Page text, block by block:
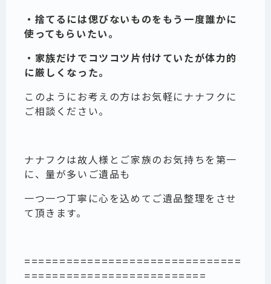
・捨てるには偲びないものをもう一度誰かに
使ってもらいたい。
・家族だけでコツコツ片付けていたが体力的
に厳しくなった。
このようにお考えの方はお気軽にナナフクに
ご相談ください。
ナナフクは故人様とご家族のお気持ちを第一
に、量が多いご遺品も
一つ一つ丁寧に心を込めてご遺品整理をさせ
て頂きます。
===============================
==========================